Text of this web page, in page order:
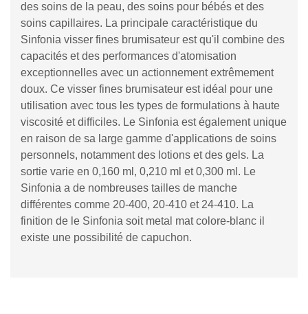
des soins de la peau, des soins pour bébés et des
soins capillaires. La principale caractéristique du
Sinfonia visser fines brumisateur est qu'il combine des
capacités et des performances d'atomisation
exceptionnelles avec un actionnement extrêmement
doux. Ce visser fines brumisateur est idéal pour une
utilisation avec tous les types de formulations à haute
viscosité et difficiles. Le Sinfonia est également unique
en raison de sa large gamme d'applications de soins
personnels, notamment des lotions et des gels. La
sortie varie en 0,160 ml, 0,210 ml et 0,300 ml. Le
Sinfonia a de nombreuses tailles de manche
différentes comme 20-400, 20-410 et 24-410. La
finition de le Sinfonia soit metal mat colore-blanc il
existe une possibilité de capuchon.